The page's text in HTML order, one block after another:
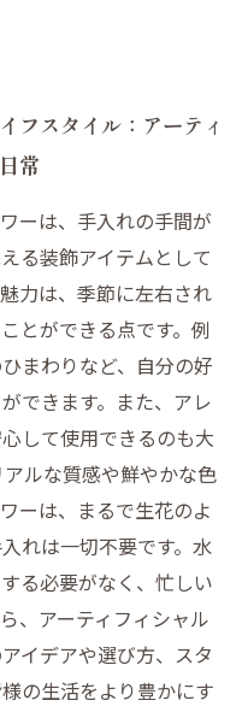
フスタイル：アーティ
常
ーは、手入れの手間が
る装飾アイテムとして
力は、季節に左右され
とができる点です。例
まわりなど、自分の好
できます。また、アレ
して使用できるのも大
ルな質感や鮮やかな色
ーは、まるで生花のよ
れは一切不要です。水
る必要がなく、忙しい
、アーティフィシャル
イデアや選び方、スタ
の生活をより豊かにす